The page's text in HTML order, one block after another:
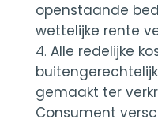
openstaande
wettelijke rente
Alle redelijke
gemaakt ter
Consument